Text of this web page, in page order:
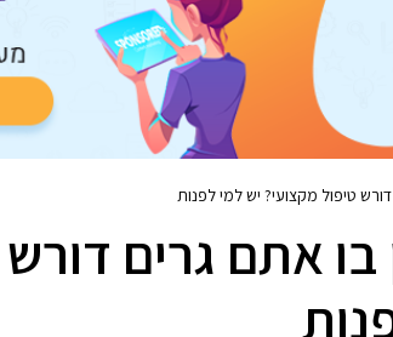
דורש טיפול מקצועי? יש למי לפנות
בו אתם גרים